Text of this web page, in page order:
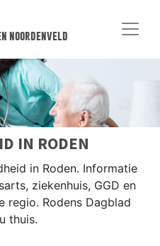
noordenveld
IN RODEN
in Roden. Informatie
ziekenhuis, GGD en
regio. Rodens Dagblad
thuis.